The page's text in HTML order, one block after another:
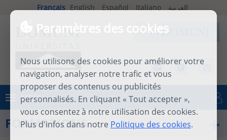
Paramètres des cookies
Nous utilisons des cookies pour améliorer votre
navigation, analyser notre trafic et vous
proposer des contenus ou publicités
personnalisés. En cliquant « Tout accepter »,
vous consentez à notre utilisation des cookies.
Plus d'infos dans notre Politique des cookies.
Français English Español Italiano العربية
MENU Se connecter
FORMATIONS